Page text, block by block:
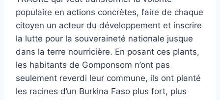
populaire en actions concrètes, faire de chaque
citoyen un acteur du développement et inscrire
la lutte pour la souveraineté nationale jusque
dans la terre nourricière. En posant ces plants,
les habitants de Gomponsom n’ont pas
seulement reverdi leur commune, ils ont planté
les racines d’un Burkina Faso plus fort, plus